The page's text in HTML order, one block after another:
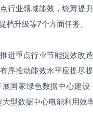
行业领域能效，统筹提
档升级等7个方面任务。
进重点行业节能提效改
序推动能效水平应提尽
国家绿色数据中心建
型数据中心电能利用效